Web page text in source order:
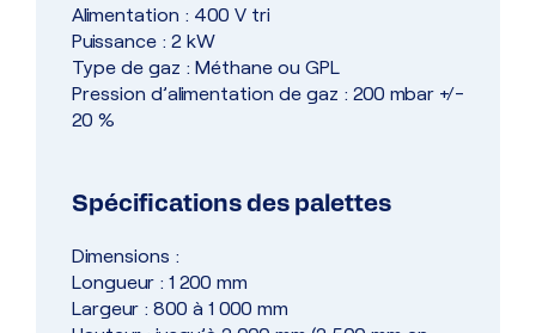
Alimentation : 400 V tri
Puissance : 2 kW
Type de gaz : Méthane ou GPL
Pression d’alimentation de gaz : 200 mbar +/-
20 %
Spécifications des palettes
Dimensions :
Longueur : 1 200 mm
Largeur : 800 à 1 000 mm